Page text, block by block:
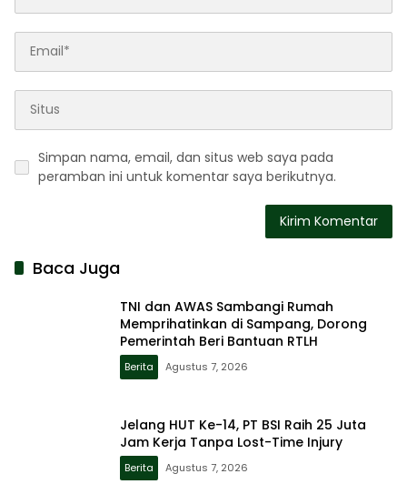
Simpan nama, email, dan situs web saya pada
peramban ini untuk komentar saya berikutnya.
Baca Juga
TNI dan AWAS Sambangi Rumah
Memprihatinkan di Sampang, Dorong
Pemerintah Beri Bantuan RTLH
Berita Agustus 7, 2026
Jelang HUT Ke-14, PT BSI Raih 25 Juta
Jam Kerja Tanpa Lost-Time Injury
Berita Agustus 7, 2026